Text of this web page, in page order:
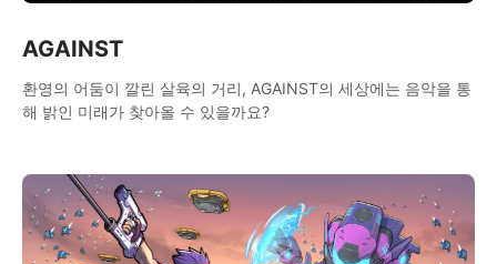
AGAINST
환영의 어둠이 깔린 살육의 거리, AGAINST의 세상에는 음악을 통
해 밝인 미래가 찾아올 수 있을까요?